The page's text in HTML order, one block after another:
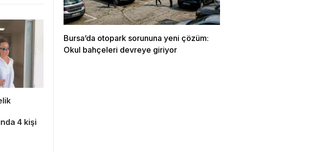
4 kişi
Bursa’da otopark sorununa yeni çözüm:
Okul bahçeleri devreye giriyor